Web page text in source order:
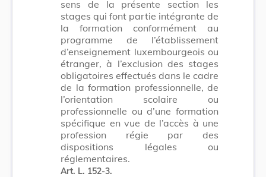
sens de la présente section les
stages qui font partie intégrante de
la formation conformément au
programme de l’établissement
d’enseignement luxembourgeois ou
étranger, à l’exclusion des stages
obligatoires effectués dans le cadre
de la formation professionnelle, de
l’orientation scolaire ou
professionnelle ou d’une formation
spécifique en vue de l’accès à une
profession régie par des
dispositions légales ou
réglementaires.
Art. L. 152-3.